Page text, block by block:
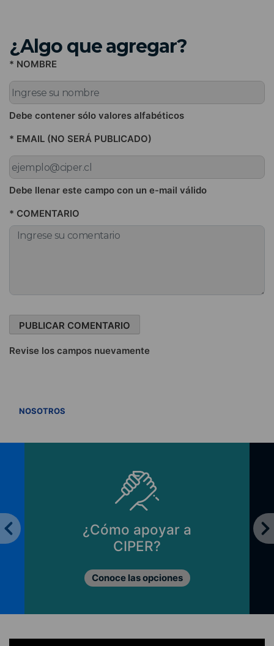
¿Algo que agregar?
* NOMBRE
Debe contener sólo valores alfabéticos
* EMAIL (NO SERÁ PUBLICADO)
Debe llenar este campo con un e-mail válido
* COMENTARIO
Revise los campos nuevamente
NOSOTROS
¿Cómo apoyar a
CIPER?
Conoce las opciones